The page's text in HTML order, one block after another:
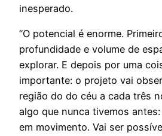
inesperado.
“O potencial é enorme.
profundidade e volume de
explorar. E depois por uma
importante: o projeto vai
região do do céu a cada três
algo que nunca tivemos
em movimento. Vai ser